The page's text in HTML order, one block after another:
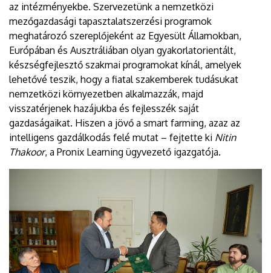
az intézményekbe. Szervezetünk a nemzetközi
mezőgazdasági tapasztalatszerzési programok
meghatározó szereplőjeként az Egyesült Államokban,
Európában és Ausztráliában olyan gyakorlatorientált,
készségfejlesztő szakmai programokat kínál, amelyek
lehetővé teszik, hogy a fiatal szakemberek tudásukat
nemzetközi környezetben alkalmazzák, majd
visszatérjenek hazájukba és fejlesszék saját
gazdaságaikat. Hiszen a jövő a smart farming, azaz az
intelligens gazdálkodás felé mutat – fejtette ki Nitin
Thakoor, a Pronix Learning ügyvezető igazgatója.